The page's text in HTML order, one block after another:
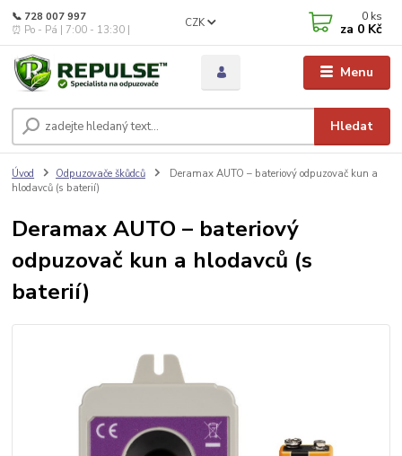
Menu
CZK
Hledat
📞 728 007 997
⏰ Po - Pá | 7:00 - 13:30 |
0 ks
za 0 Kč
Úvod Odpuzovače škůdců
Deramax AUTO – bateriový odpuzovač kun a
hlodavců (s baterií)
Deramax AUTO – bateriový
odpuzovač kun a hlodavců (s
baterií)